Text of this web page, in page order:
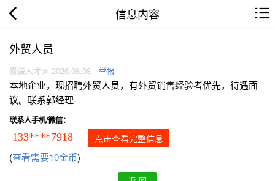
信息内容
外贸人员
囊谦人才网 2026.08.08 举报
本地企业，现招聘外贸人员，有外贸销售经验者优先，待遇面
议。联系郭经理
联系人手机/微信：
133****7918 点击查看完整信息
(查看需要10金币)